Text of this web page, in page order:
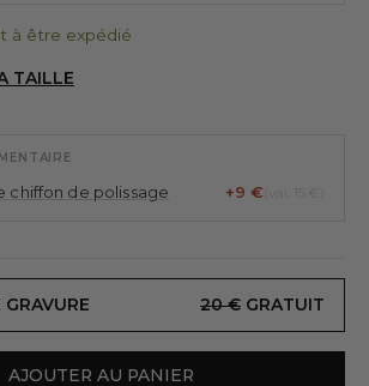
à être expédié
TAILLE
chiffon de polissage +9 € (val. 15 €)
20 € GRATUIT
AJOUTER AU PANIER